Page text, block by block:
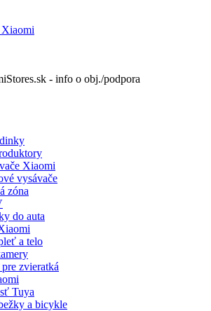
- info o obj./podpora
Xiaomi
vysávače
zóna
do auta
a telo
zvieratká
Tuya
a bicykle